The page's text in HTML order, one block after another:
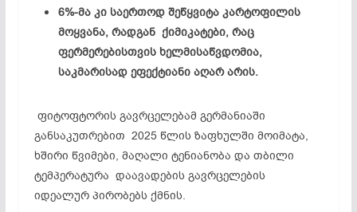
6%-მა კი საერთოდ შეწყვიტა კარტოფილის
მოყვანა, რადგან ქიმიკატები, რაც
ფერმერებისთვის ხელმისაწვდომია,
საკმარისად ეფექტიანი აღარ არის.
ფიტოფტორის გავრცელებამ გერმანიაში
განსაკუთრებით 2025 წლის ზაფხულში მოიმატა,
ხშირი წვიმები, მაღალი ტენიანობა და თბილი
ტემპერატურა დაავადების გავრცელების
იდეალურ პირობებს ქმნის.